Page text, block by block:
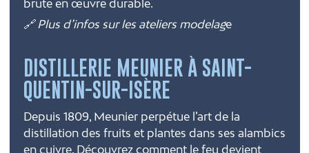
brute en œuvre durable.
🔗 Plus d’infos sur les ateliers modelage
DISTILLERIE MEUNIER À SAINT-
QUENTIN-SUR-ISÈRE
Depuis 1809, Meunier perpétue l’art de la
distillation des fruits et plantes dans ses alambics
en cuivre. Découvrez comment le feu devient